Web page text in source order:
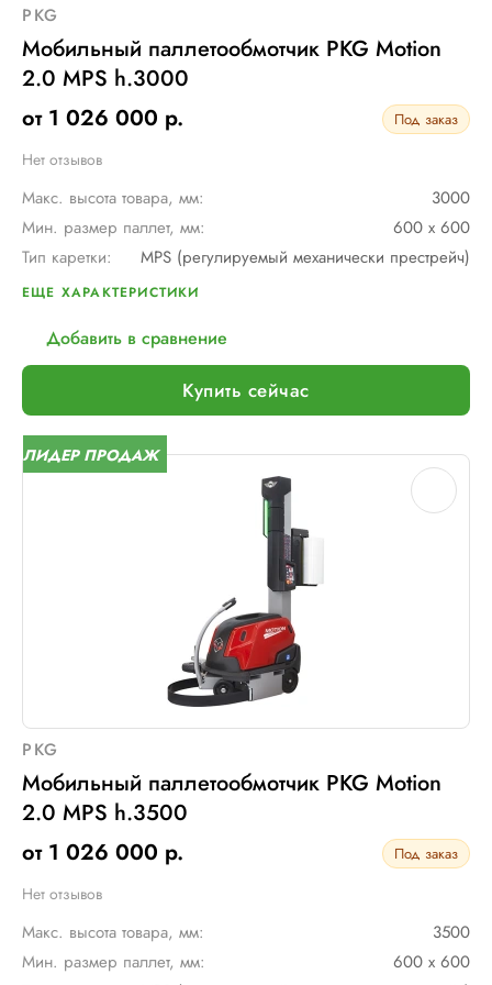
PKG
Мобильный паллетообмотчик PKG Motion
2.0 MPS h.3000
от 1 026 000 р.
Под заказ
Нет отзывов
Макс. высота товара, мм:
3000
Мин. размер паллет, мм:
600 х 600
Тип каретки:
MPS (регулируемый механически престрейч)
Скорость обмотки:
Макс. грузоподъемность, кг:
Макс. размер паллет, мм:
∞
Шир. рулона с пленкой, мм:
500
Макс. вес рулона с пленкой, кг:
Макс. внеш. диаметр рулона с пленкой, мм:
260
нет
ЕЩЕ ХАРАКТЕРИСТИКИ
Добавить в сравнение
Купить сейчас
ЛИДЕР ПРОДАЖ
PKG
Мобильный паллетообмотчик PKG Motion
2.0 MPS h.3500
от 1 026 000 р.
Под заказ
Нет отзывов
Макс. высота товара, мм:
3500
Мин. размер паллет, мм:
600 х 600